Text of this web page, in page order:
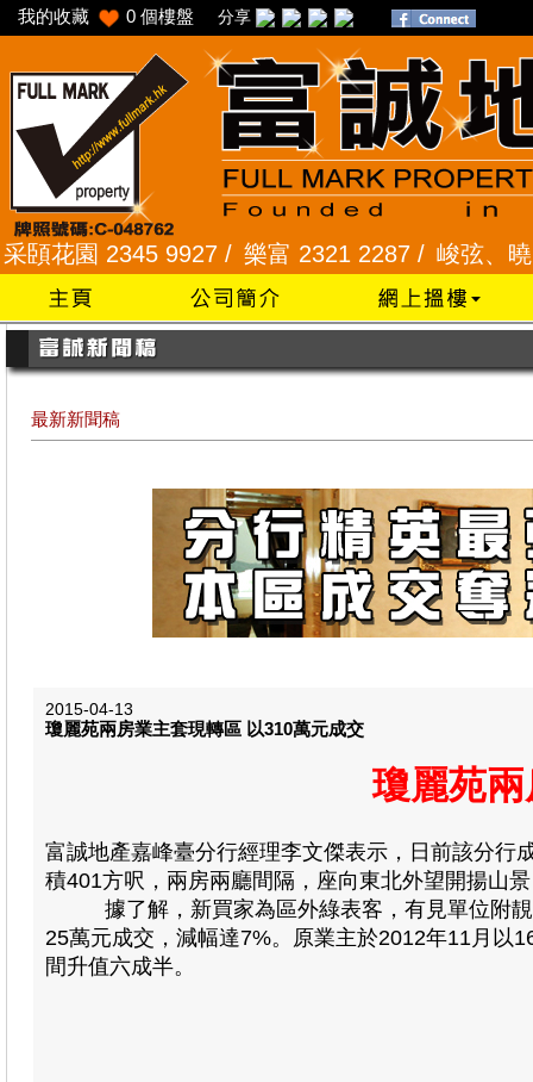
我的收藏 0 個樓盤 分享
園 2345 9927 /樂富 2321 2287 /峻弦、曉暉花
最新新聞稿
2015-04-13
瓊麗苑兩房業主套現轉區 以310萬元成交
瓊麗苑
富誠地產嘉峰臺分行經理李文傑表示，日前該分行
積401方呎，兩房兩廳間隔，座向東北外望開揚山
據了解，新買家為區外綠表客，有見單位附靚
25萬元成交，減幅達7%。原業主於2012年11月以
間升值六成半。